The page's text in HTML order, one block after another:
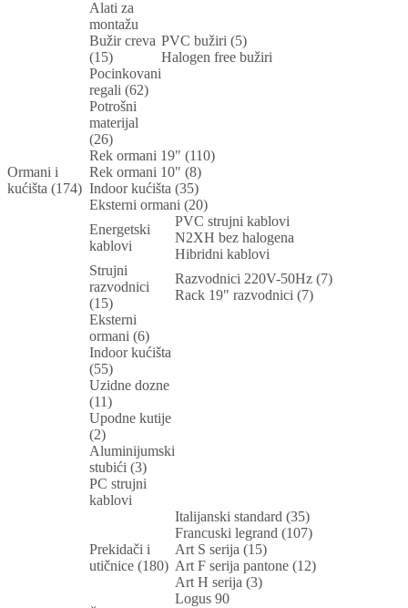
Alati za
montažu
Bužir creva
(15)
PVC bužiri (5)
Halogen free bužiri
Pocinkovani
regali (62)
Potrošni
materijal
(26)
Ormani i
kućišta (174)
Rek ormani 19" (110)
Rek ormani 10" (8)
Indoor kućišta (35)
Eksterni ormani (20)
Energetski
kablovi
PVC strujni kablovi
N2XH bez halogena
Hibridni kablovi
Strujni
razvodnici
(15)
Razvodnici 220V-50Hz (7)
Rack 19" razvodnici (7)
Eksterni
ormani (6)
Indoor kućišta
(55)
Uzidne dozne
(11)
Upodne kutije
(2)
Aluminijumski
stubići (3)
PC strujni
kablovi
Prekidači i
utičnice (180)
Italijanski standard (35)
Francuski legrand (107)
Art S serija (15)
Art F serija pantone (12)
Art H serija (3)
Logus 90